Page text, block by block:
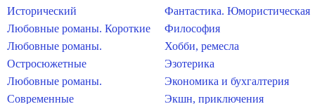
Исторический
Любовные романы. Короткие
Любовные романы.
Остросюжетные
Любовные романы.
Современные
Фантастика. Юмористическая
Философия
Хобби, ремесла
Эзотерика
Экономика и бухгалтерия
Экшн, приключения